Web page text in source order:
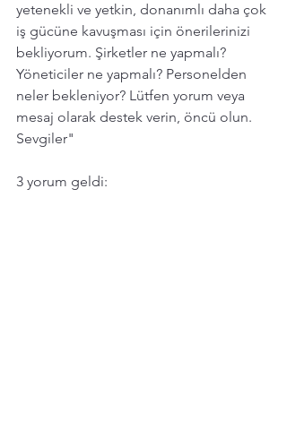
yetenekli ve yetkin, donanımlı daha çok
iş gücüne kavuşması için önerilerinizi
bekliyorum. Şirketler ne yapmalı?
Yöneticiler ne yapmalı? Personelden
neler bekleniyor? Lütfen yorum veya
mesaj olarak destek verin, öncü olun.
Sevgiler"
3 yorum geldi: